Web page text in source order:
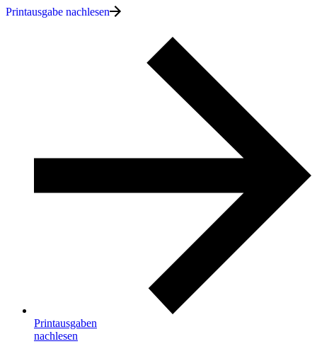
Printausgabe nachlesen
Printausgaben
nachlesen